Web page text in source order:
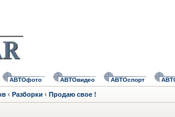
АВТОфото АВТОвидео АВТОспорт
‹ Разборки ‹ Продаю свое !